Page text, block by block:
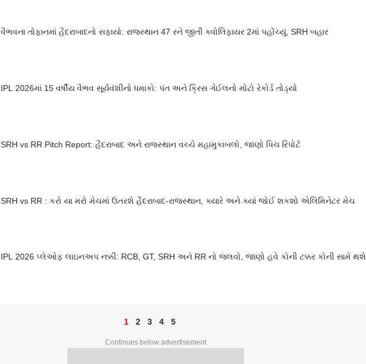
વૈભવના તોફાનમાં હૈદરાબાદનો સફાયો: રાજસ્થાન 47 રને જીતી ક્વોલિફાયર 2માં પહોંચ્યું, SRH બહાર
IPL 2026માં 15 વર્ષીય વૈભવ સૂર્યવંશીનો ધમાકો: પંત અને ક્રિસ ગેઈલનો મોટો રેકોર્ડ તોડ્યો
SRH vs RR Pitch Report: હૈદરાબાદ અને રાજસ્થાન વચ્ચે મહામુકાબલો, જાણો પિચ રિપોર્ટ
SRH vs RR : કરો યા મરો મેચમાં ઉતરશે હૈદરાબાદ-રાજસ્થાન, ક્યારે અને ક્યાં જોઈ શકશો એલિમિનેટર મેચ
IPL 2026 પ્લેઓફ લાઇનઅપ નક્કી: RCB, GT, SRH અને RR નો જલવો, જાણો હવે કોની ટક્કર કોની સામે થશે
1 2 3 4 5
Continues below advertisement